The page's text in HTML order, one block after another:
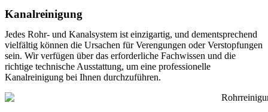
Kanalreinigung
Jedes Rohr- und Kanalsystem ist einzigartig, und dementsprechend
vielfältig können die Ursachen für Verengungen oder Verstopfungen
sein. Wir verfügen über das erforderliche Fachwissen und die
richtige technische Ausstattung, um eine professionelle
Kanalreinigung bei Ihnen durchzuführen.